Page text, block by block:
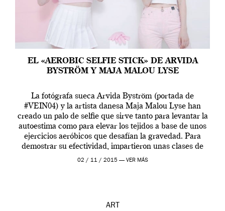
EL «AEROBIC SELFIE STICK» DE ARVIDA
BYSTRÖM Y MAJA MALOU LYSE
La fotógrafa sueca Arvida Byström (portada de
#VEIN04) y la artista danesa Maja Malou Lyse han
creado un palo de selfie que sirve tanto para levantar la
autoestima como para elevar los tejidos a base de unos
ejercicios aeróbicos que desafían la gravedad. Para
demostrar su efectividad, impartieron unas clases de
prueba en el Tate […]
02 / 11 / 2015 — VER MÁS
ART